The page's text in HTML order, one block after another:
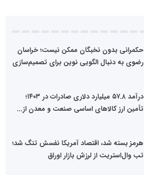
حکمرانی بدون نخبگان ممکن نیست؛ خراسان
رضوی به دنبال الگویی نوین برای تصمیم‌سازی
درآمد ۵۷.۸ میلیارد دلاری صادرات در ۱۴۰۳؛
تأمین ارز کالاهای اساسی صنعت و معدن از...
هرمز بسته شد، اقتصاد آمریکا نفسش تنگ شد؛
تب وال‌استریت از لرزش بازار اوراق